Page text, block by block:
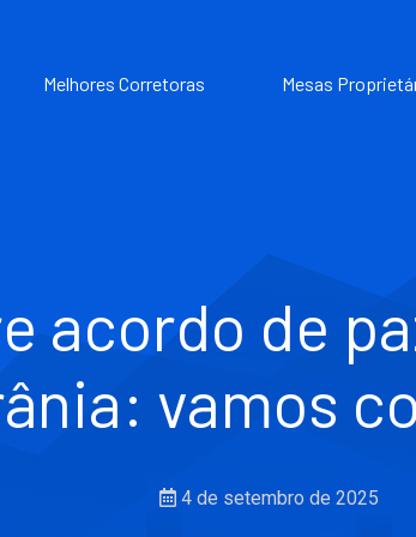
Melhores Corretoras Mesas
acordo de
vamos
4 de setembro de 2025